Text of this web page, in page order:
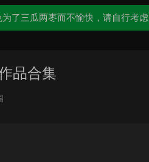
为了三瓜两枣而不愉快，请自行考
品合集